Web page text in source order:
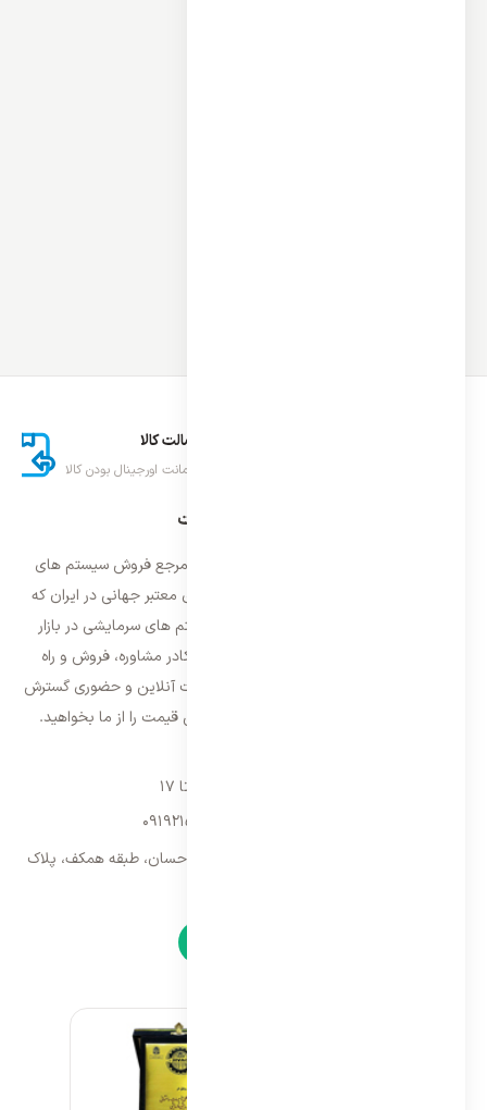
اصالت کالا
ضمانت اورجینال بودن کالا
درباره ایران اسپلیت
فروشگاه ایران اسپلیت اولین و معتمد ترین مرجع فروش سیستم های
تهویه مطبوع و سرمایشی وارداتی با برند های معتبر جهانی در ایران که
فعالیت خود را از سال ۱۳۸۷ با فروش سیستم های سرمایشی در بازار
تهران شروع و از سال ۱۳۹۵ با بهره گیری از کادر مشاوره، فروش و راه
اندازی، فعالیت خود را در سراسر کشور به صورت آنلاین و حضوری گسترش
داده است. با کیفیت ترین خدمات و بهترین قیمت را از ما بخواهید.
09192157173
تهران، سه راه امین حضور، مجتمع تجاری احسان، طبقه همکف، پلاک